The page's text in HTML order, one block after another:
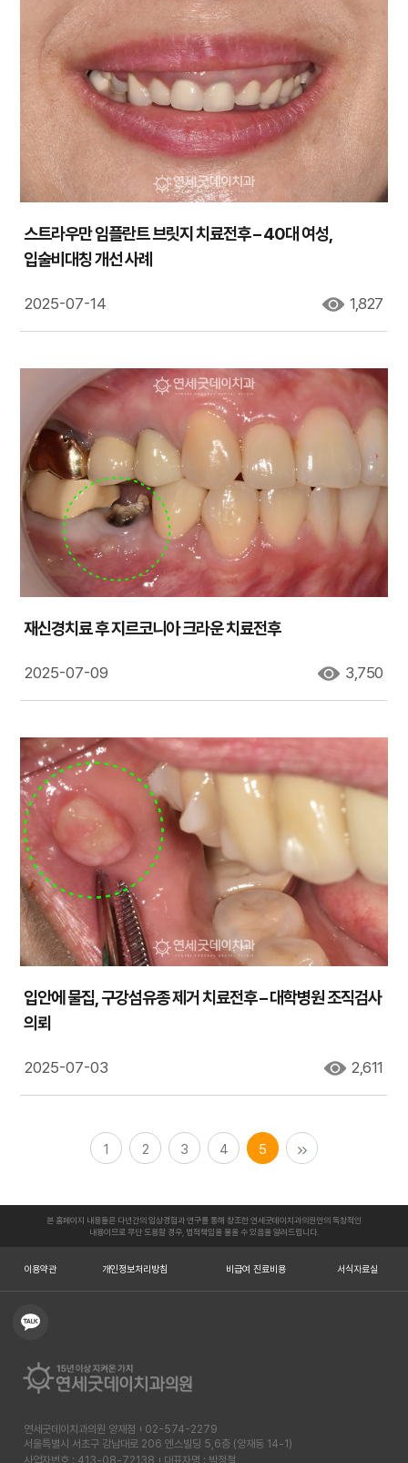
스트라우만 임플란트 브릿지 치료전후 – 40대 여성,
입술비대칭 개선 사례
2025-07-14 1,827
재신경치료 후 지르코니아 크라운 치료전후
2025-07-09 3,750
입안에 물집, 구강섬유종 제거 치료전후 – 대학병원 조직검사
의뢰
2025-07-03 2,611
1 2 3 4 5
본 홈페이지 내용들은 다년간의 임상경험과 연구를 통해 창조한 연세굿데이치과의원만의 독창적인
내용이므로 무단 도용할 경우, 법적책임을 물을 수 있음을 알려드립니다.
이용약관 개인정보처리방침 비급여 진료비용 서식자료실
연세굿데이치과의원 양재점
02-574-2279
서울특별시 서초구 강남대로 206 엔스빌딩 5,6층 (양재동 14-1)